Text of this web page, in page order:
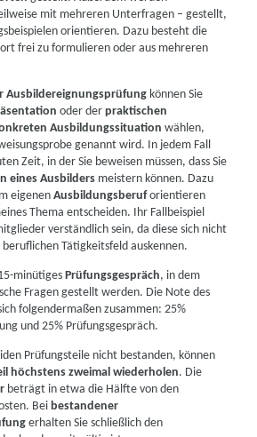
mit mehreren Unterfragen – gestellt,
orientieren. Dazu besteht die
frei zu formulieren oder aus mehreren
Ausbildereignungsprüfung können Sie
oder derpraktischen
Ausbildungssituation wählen,
genannt wird. In jedem Fall
Zeit, in der Sie beweisen müssen, dass Sie
eines Ausbilders meistern können. Dazu
eigenenAusbildungsberuforientieren
Thema entscheiden. Ihr Fallbeispiel
verständlich sein, da diese sich nicht
Tätigkeitsfeld auskennen.
minütiges Prüfungsgespräch, in dem
Fragen gestellt werden. Die Note des
folgendermaßen zusammen: 25%
und 25% Prüfungsgespräch.
Prüfungsteile nicht bestanden, können
höchstens zweimal wiederholen. Die
beträgt in etwa die Hälfte von den
Bei bestandener
erhalten Sie schließlich den